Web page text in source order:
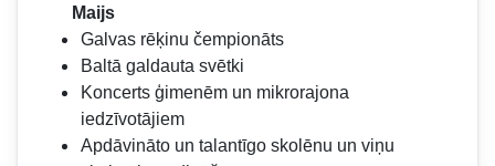
Maijs
Galvas rēķinu čempionāts
Baltā galdauta svētki
Koncerts ģimenēm un mikrorajona
iedzīvotājiem
Apdāvināto un talantīgo skolēnu un viņu